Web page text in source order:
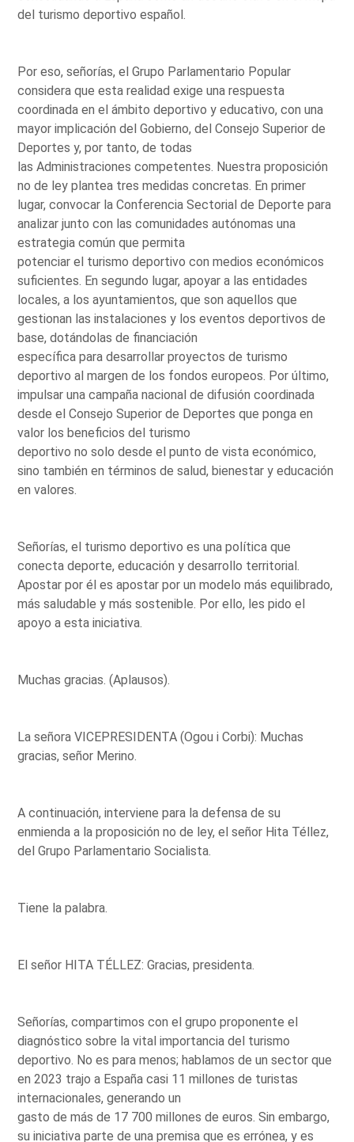
del turismo deportivo español.
Por eso, señorías, el Grupo Parlamentario Popular
considera que esta realidad exige una respuesta
coordinada en el ámbito deportivo y educativo, con una
mayor implicación del Gobierno, del Consejo Superior de
Deportes y, por tanto, de todas
las Administraciones competentes. Nuestra proposición
no de ley plantea tres medidas concretas. En primer
lugar, convocar la Conferencia Sectorial de Deporte para
analizar junto con las comunidades autónomas una
estrategia común que permita
potenciar el turismo deportivo con medios económicos
suficientes. En segundo lugar, apoyar a las entidades
locales, a los ayuntamientos, que son aquellos que
gestionan las instalaciones y los eventos deportivos de
base, dotándolas de financiación
específica para desarrollar proyectos de turismo
deportivo al margen de los fondos europeos. Por último,
impulsar una campaña nacional de difusión coordinada
desde el Consejo Superior de Deportes que ponga en
valor los beneficios del turismo
deportivo no solo desde el punto de vista económico,
sino también en términos de salud, bienestar y educación
en valores.
Señorías, el turismo deportivo es una política que
conecta deporte, educación y desarrollo territorial.
Apostar por él es apostar por un modelo más equilibrado,
más saludable y más sostenible. Por ello, les pido el
apoyo a esta iniciativa.
Muchas gracias. (Aplausos).
La señora VICEPRESIDENTA (Ogou i Corbi): Muchas
gracias, señor Merino.
A continuación, interviene para la defensa de su
enmienda a la proposición no de ley, el señor Hita Téllez,
del Grupo Parlamentario Socialista.
Tiene la palabra.
El señor HITA TÉLLEZ: Gracias, presidenta.
Señorías, compartimos con el grupo proponente el
diagnóstico sobre la vital importancia del turismo
deportivo. No es para menos; hablamos de un sector que
en 2023 trajo a España casi 11 millones de turistas
internacionales, generando un
gasto de más de 17 700 millones de euros. Sin embargo,
su iniciativa parte de una premisa que es errónea, y es